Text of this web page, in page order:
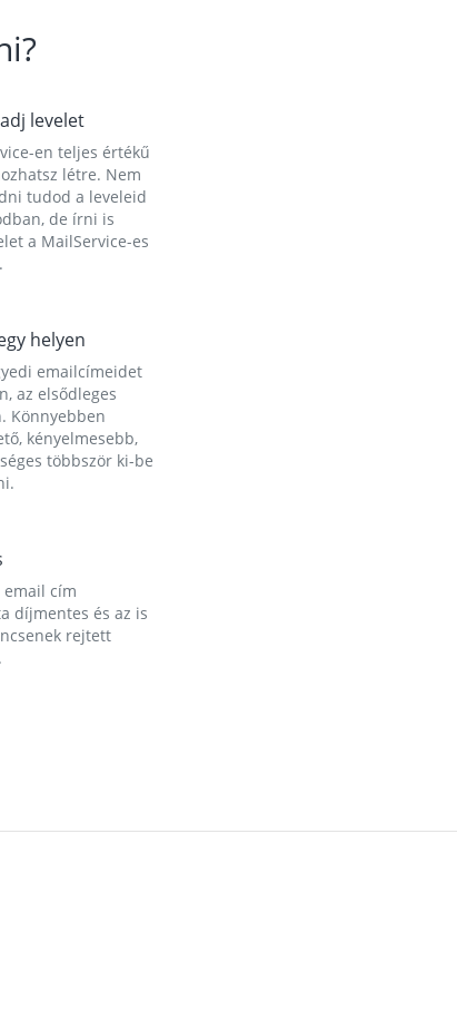
levelet
en teljes értékű
létre. Nem
tudod a leveleid
de írni is
a MailService-es
helyen
emailcímeidet
az elsődleges
Könnyebben
kényelmesebb,
többször ki-be
email cím
díjmentes és az is
rejtett